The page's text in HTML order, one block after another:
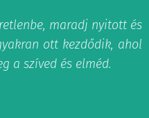
maradj nyitott és
ott kezdődik, ahol
a szíved és elméd.